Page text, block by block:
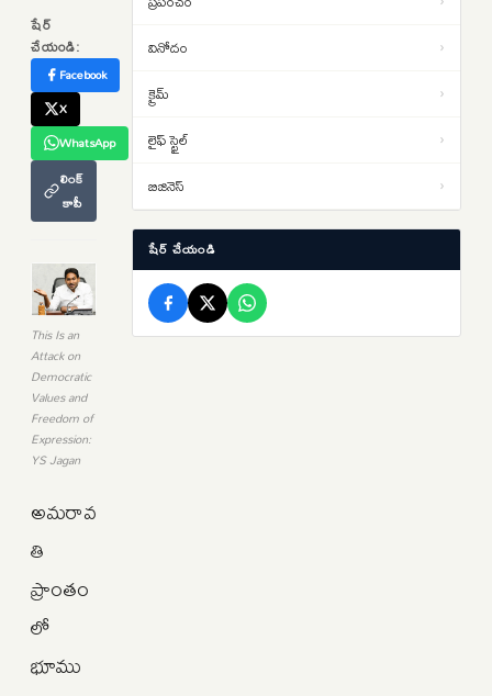
షేర్
చేయండి:
Facebook
X
WhatsApp
లింక్
కాపీ
This Is an
Attack on
Democratic
Values and
Freedom of
Expression:
YS Jagan
అమరావ
తి
ప్రాంతం
లో
భూము
జరిగింది?
సమస్య..అదేంటంటే..
13:58క్షుద్ర పూజలకు బలయ్యేదెవరు..
మూఢనమ్మకాల మధ్య వేడెక్కిన
తెలంగాణ రాజకీయాలు..
వినోదం ›
క్రైమ్ ›
లైఫ్ స్టైల్ ›
బిజినెస్ ›
షేర్ చేయండి